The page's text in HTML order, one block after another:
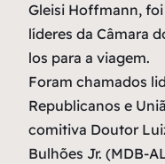
Gleisi Hoffmann,
líderes da Câmara
los para a viagem.
Foram chamados
Republicanos e
comitiva Doutor
Bulhões Jr. (MDB-